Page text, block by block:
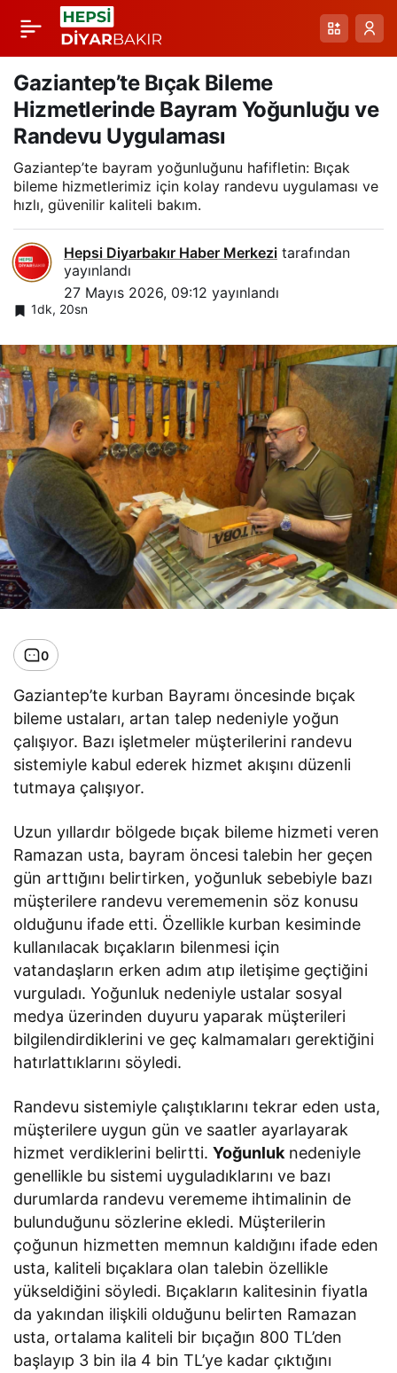
Gaziantep’te Bıçak Bileme
Hizmetlerinde Bayram Yoğunluğu ve
Randevu Uygulaması
Gaziantep’te bayram yoğunluğunu hafifletin: Bıçak
bileme hizmetlerimiz için kolay randevu uygulaması ve
hızlı, güvenilir kaliteli bakım.
Hepsi Diyarbakır Haber Merkezi tarafından
yayınlandı
27 Mayıs 2026, 09:12 yayınlandı
1dk, 20sn
0
Gaziantep’te kurban Bayramı öncesinde bıçak
bileme ustaları, artan talep nedeniyle yoğun
çalışıyor. Bazı işletmeler müşterilerini randevu
sistemiyle kabul ederek hizmet akışını düzenli
tutmaya çalışıyor.
Uzun yıllardır bölgede bıçak bileme hizmeti veren
Ramazan usta, bayram öncesi talebin her geçen
gün arttığını belirtirken, yoğunluk sebebiyle bazı
müşterilere randevu verememenin söz konusu
olduğunu ifade etti. Özellikle kurban kesiminde
kullanılacak bıçakların bilenmesi için
vatandaşların erken adım atıp iletişime geçtiğini
vurguladı. Yoğunluk nedeniyle ustalar sosyal
medya üzerinden duyuru yaparak müşterileri
bilgilendirdiklerini ve geç kalmamaları gerektiğini
hatırlattıklarını söyledi.
Randevu sistemiyle çalıştıklarını tekrar eden usta,
müşterilere uygun gün ve saatler ayarlayarak
hizmet verdiklerini belirtti.Yoğunluk nedeniyle
genellikle bu sistemi uyguladıklarını ve bazı
durumlarda randevu verememe ihtimalinin de
bulunduğunu sözlerine ekledi. Müşterilerin
çoğunun hizmetten memnun kaldığını ifade eden
usta, kaliteli bıçaklara olan talebin özellikle
yükseldiğini söyledi. Bıçakların kalitesinin fiyatla
da yakından ilişkili olduğunu belirten Ramazan
usta, ortalama kaliteli bir bıçağın 800 TL’den
başlayıp 3 bin ila 4 bin TL’ye kadar çıktığını
Gaziantep Baklavası:
Bayram Yoğunluğunda
Üretimde 3-4 Kat
Artış ve Dağıtım
Ağımız
Paylaş